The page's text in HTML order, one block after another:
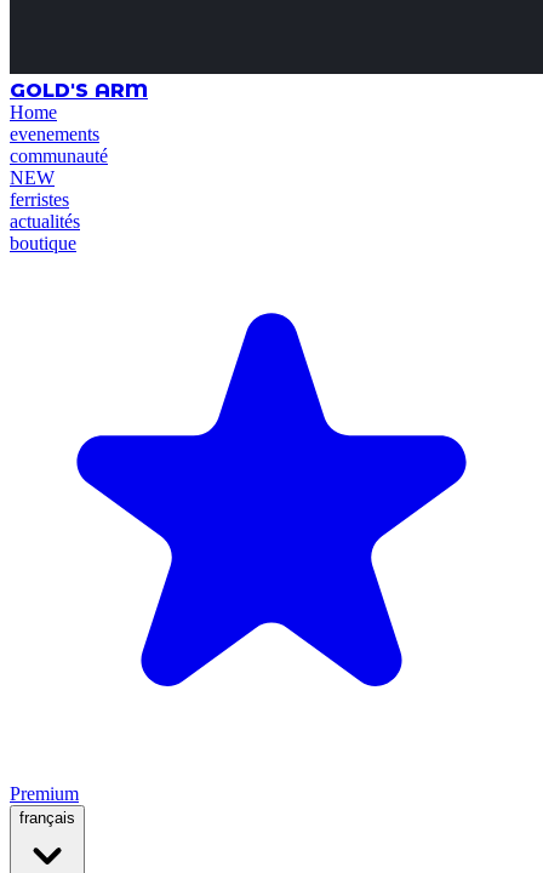
GOLD'S ARM
Home
evenements
communauté
NEW
ferristes
actualités
boutique
Premium
français